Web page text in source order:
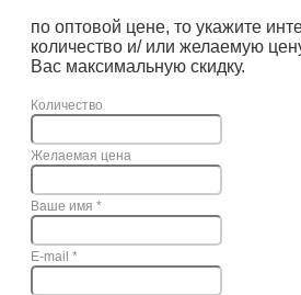
по оптовой цене, то укажите
количество и/ или желаемую
Вас максимальную скидку.
Количество
Желаемая цена
Ваше имя *
E-mail *